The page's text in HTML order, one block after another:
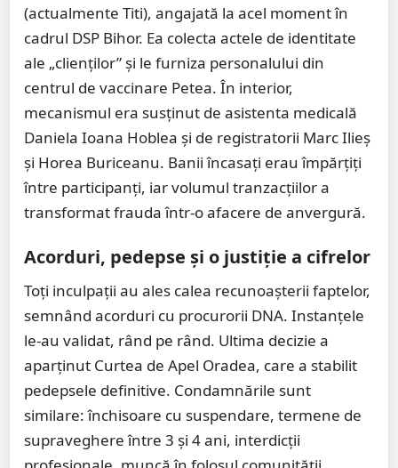
(actualmente Titi), angajată la acel moment în
cadrul DSP Bihor. Ea colecta actele de identitate
ale „clienților” și le furniza personalului din
centrul de vaccinare Petea. În interior,
mecanismul era susținut de asistenta medicală
Daniela Ioana Hoblea și de registratorii Marc Ilieș
și Horea Buriceanu. Banii încasați erau împărțiți
între participanți, iar volumul tranzacțiilor a
transformat frauda într-o afacere de anvergură.
Acorduri, pedepse și o justiție a cifrelor
Toți inculpații au ales calea recunoașterii faptelor,
semnând acorduri cu procurorii DNA. Instanțele
le-au validat, rând pe rând. Ultima decizie a
aparținut Curtea de Apel Oradea, care a stabilit
pedepsele definitive. Condamnările sunt
similare: închisoare cu suspendare, termene de
supraveghere între 3 și 4 ani, interdicții